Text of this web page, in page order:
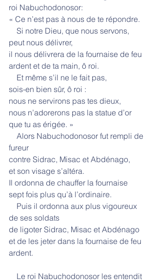
roi Nabuchodonosor:
« Ce n’est pas à nous de te répondre.
peut nous délivrer,
il nous délivrera de la fournaise de feu
ardent et de ta main, ô roi.
    Et même s’il ne le fait pas,
sois-en bien sûr, ô roi :
nous ne servirons pas tes dieux,
nous n’adorerons pas la statue d’or
que tu as érigée. »
fureur
contre Sidrac, Misac et Abdénago,
et son visage s’altéra.
Il ordonna de chauffer la fournaise
sept fois plus qu’à l’ordinaire.
de ses soldats
de ligoter Sidrac, Misac et Abdénago
et de les jeter dans la fournaise de feu
ardent.